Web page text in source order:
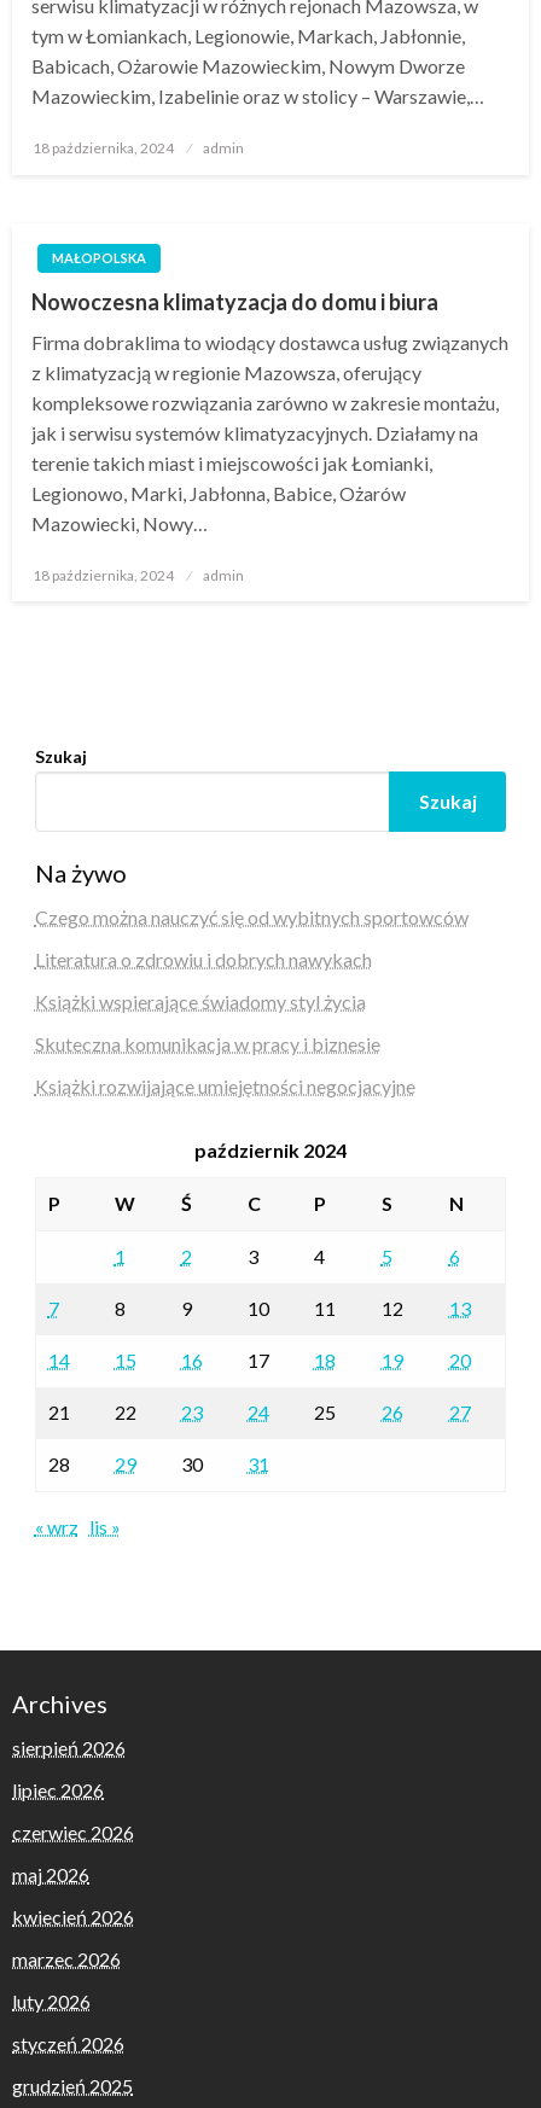
serwisu klimatyzacji w różnych rejonach Mazowsza, w
tym w Łomiankach, Legionowie, Markach, Jabłonnie,
Babicach, Ożarowie Mazowieckim, Nowym Dworze
Mazowieckim, Izabelinie oraz w stolicy – Warszawie,…
Opublikowane
18 października, 2024 admin
MAŁOPOLSKA
Nowoczesna klimatyzacja do domu i biura
Firma dobraklima to wiodący dostawca usług związanych
z klimatyzacją w regionie Mazowsza, oferujący
kompleksowe rozwiązania zarówno w zakresie montażu,
jak i serwisu systemów klimatyzacyjnych. Działamy na
terenie takich miast i miejscowości jak Łomianki,
Legionowo, Marki, Jabłonna, Babice, Ożarów
Mazowiecki, Nowy…
Opublikowane
18 października, 2024 admin
Szukaj
Szukaj
Na żywo
Czego można nauczyć się od wybitnych sportowców
Literatura o zdrowiu i dobrych nawykach
Książki wspierające świadomy styl życia
Skuteczna komunikacja w pracy i biznesie
Książki rozwijające umiejętności negocjacyjne
październik 2024
P W Ś C P S N
1 2 3 4 5 6
7 8 9 10 11 12 13
14 15 16 17 18 19 20
21 22 23 24 25 26 27
28 29 30 31
« wrz lis »
Archives
sierpień 2026
lipiec 2026
czerwiec 2026
maj 2026
kwiecień 2026
marzec 2026
luty 2026
styczeń 2026
grudzień 2025